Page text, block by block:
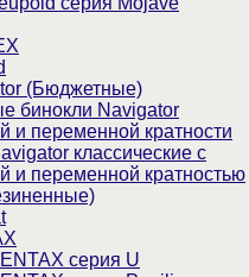
(Бюджетные)
бинокли Navigator
и переменной кратности
классические с
и переменной кратностью
серия U